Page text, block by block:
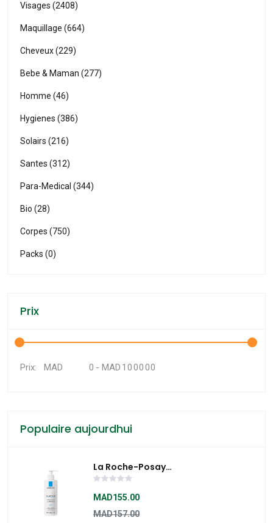
Visages (2408)
Maquillage (664)
Cheveux (229)
Bebe & Maman (277)
Homme (46)
Hygienes (386)
Solairs (216)
Santes (312)
Para-Medical (344)
Bio (28)
Corpes (750)
Packs (0)
Prix
Prix: MAD - MAD
Populaire aujourdhui
La Roche-Posay
Toleriane Fluide
Dermo-Nettoyant
400ML
MAD155.00
MAD157.00